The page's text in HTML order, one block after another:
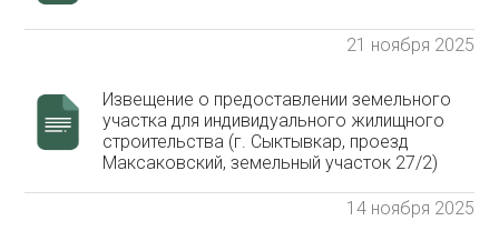
21 ноября 2025
Извещение о предоставлении земельного
участка для индивидуального жилищного
строительства (г. Сыктывкар, проезд
Максаковский, земельный участок 27/2)
14 ноября 2025